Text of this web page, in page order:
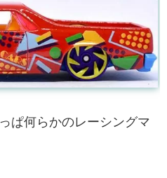
ぱ何らかのレーシングマ